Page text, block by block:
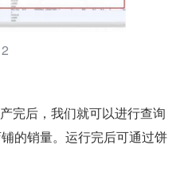
完后，我们就可以进行查询
的销量。运行完后可通过饼